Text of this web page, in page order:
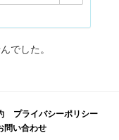
でした。
プライバシーポリシー
問い合わせ